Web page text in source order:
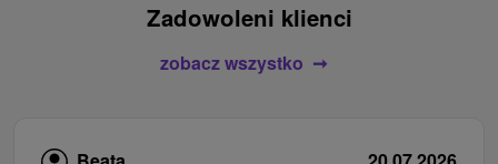
Zadowoleni klienci
zobacz wszystko